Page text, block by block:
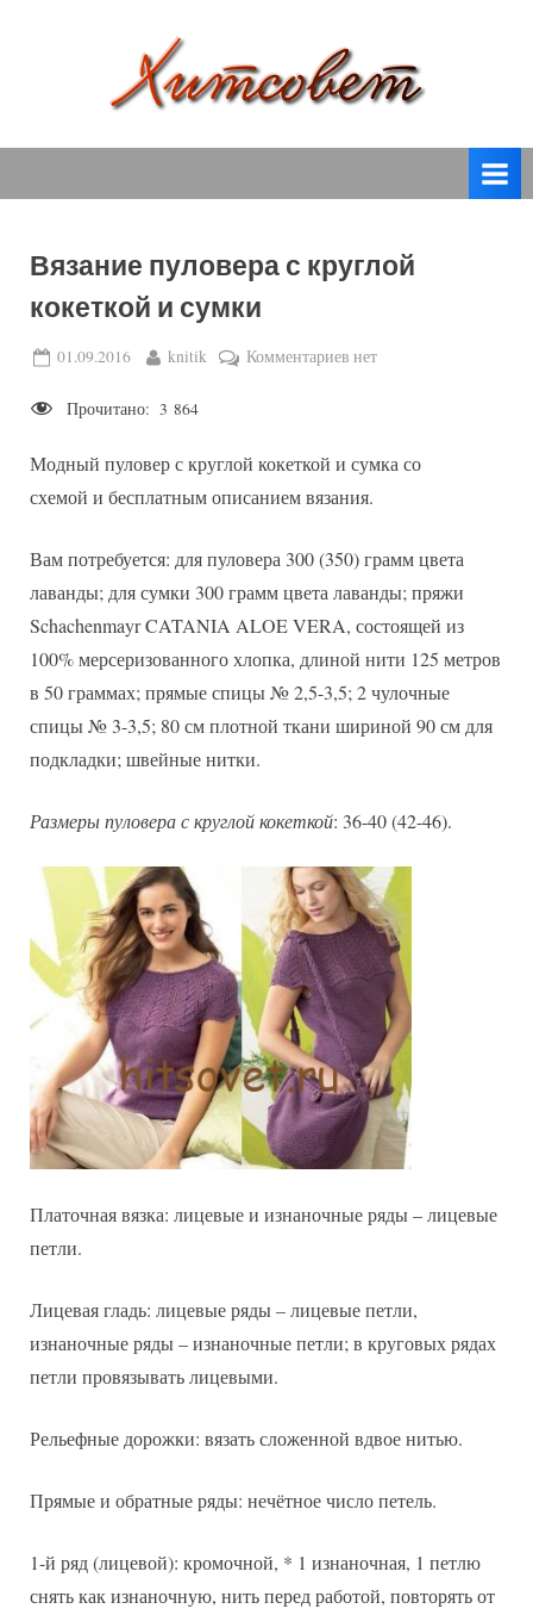
т
о
е
спицами,
крючком,
вязаные
модели
описанием
Вязание пуловера с круглой
кокеткой и сумки
Posted
01.09.2016 By
knitik Комментариевк
с
круглой
сумки
нет
Прочитано: 3 864
Модный пуловер с круглой кокеткой и сумка со
схемой и бесплатным описанием вязания.
Вам потребуется: для пуловера 300 (350) грамм цвета
лаванды; для сумки 300 грамм цвета лаванды; пряжи
Schachenmayr CATANIA ALOE VERA, состоящей из
100% мерсеризованного хлопка, длиной нити 125 метров
в 50 граммах; прямые спицы № 2,5-3,5; 2 чулочные
спицы № 3-3,5; 80 см плотной ткани шириной 90 см для
подкладки; швейные нитки.
Размеры пуловера с круглой кокеткой: 36-40 (42-46).
Платочная вязка: лицевые и изнаночные ряды – лицевые
петли.
Лицевая гладь: лицевые ряды – лицевые петли,
изнаночные ряды – изнаночные петли; в круговых рядах
петли провязывать лицевыми.
Рельефные дорожки: вязать сложенной вдвое нитью.
Прямые и обратные ряды: нечётное число петель.
1-й ряд (лицевой): кромочной, * 1 изнаночная, 1 петлю
снять как изнаночную, нить перед работой, повторять от